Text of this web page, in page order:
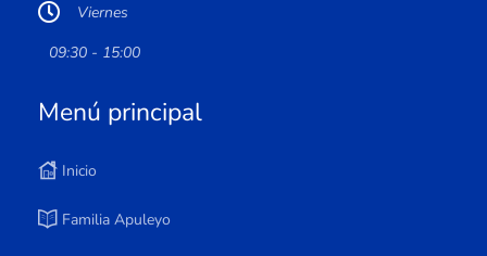
Viernes
09:30 - 15:00
Menú principal
Inicio
Familia Apuleyo